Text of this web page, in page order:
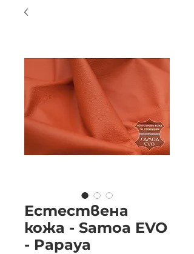
Естествена
кожа - Samoa EVO
- Papaya